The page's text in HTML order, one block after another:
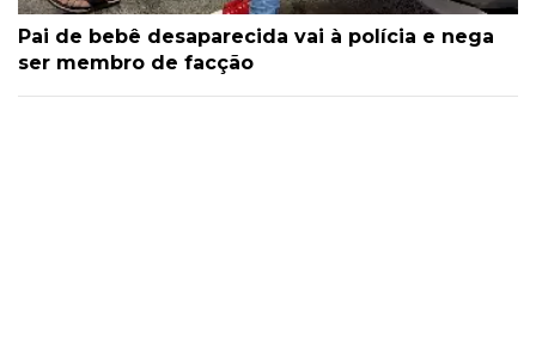
Pai de bebê desaparecida vai à polícia e nega
ser membro de facção